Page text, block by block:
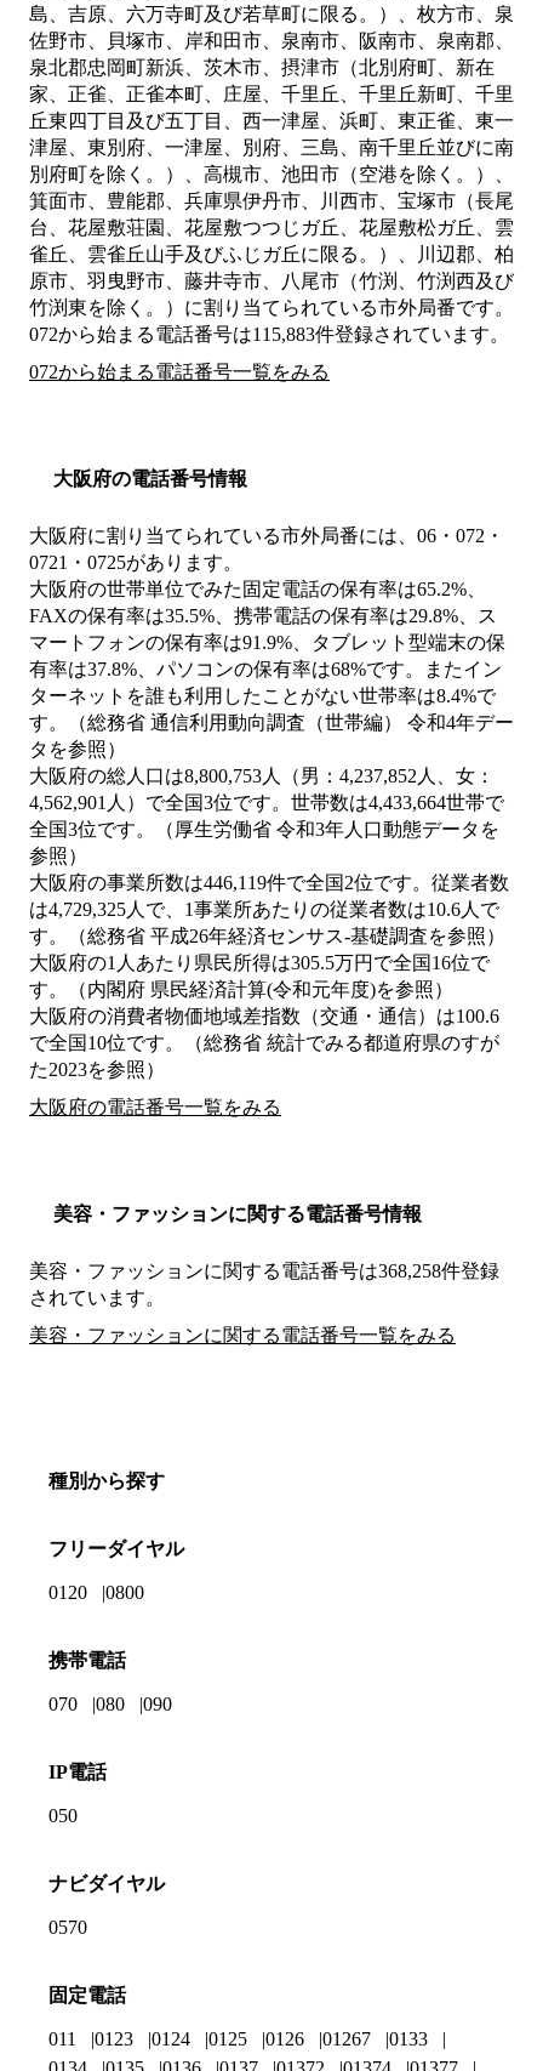
島、吉原、六万寺町及び若草町に限る。）、枚方市、泉
佐野市、貝塚市、岸和田市、泉南市、阪南市、泉南郡、
泉北郡忠岡町新浜、茨木市、摂津市（北別府町、新在
家、正雀、正雀本町、庄屋、千里丘、千里丘新町、千里
丘東四丁目及び五丁目、西一津屋、浜町、東正雀、東一
津屋、東別府、一津屋、別府、三島、南千里丘並びに南
別府町を除く。）、高槻市、池田市（空港を除く。）、
箕面市、豊能郡、兵庫県伊丹市、川西市、宝塚市（長尾
台、花屋敷荘園、花屋敷つつじガ丘、花屋敷松ガ丘、雲
雀丘、雲雀丘山手及びふじガ丘に限る。）、川辺郡、柏
原市、羽曳野市、藤井寺市、八尾市（竹渕、竹渕西及び
竹渕東を除く。） に割り当てられている市外局番です。
072から始まる電話番号は115,883件登録されています。
072から始まる電話番号一覧をみる
大阪府の電話番号情報
大阪府に割り当てられている市外局番には、06・072・
0721・0725があります。
大阪府の世帯単位でみた固定電話の保有率は65.2%、
FAXの保有率は35.5%、携帯電話の保有率は29.8%、ス
マートフォンの保有率は91.9%、タブレット型端末の保
有率は37.8%、パソコンの保有率は68%です。またイン
ターネットを誰も利用したことがない世帯率は8.4%で
す。（総務省 通信利用動向調査（世帯編） 令和4年デー
タを参照）
大阪府の総人口は8,800,753人（男：4,237,852人、女：
4,562,901人）で全国3位です。世帯数は4,433,664世帯で
全国3位です。（厚生労働省 令和3年人口動態データを
参照）
大阪府の事業所数は446,119件で全国2位です。従業者数
は4,729,325人で、1事業所あたりの従業者数は10.6人で
す。（総務省 平成26年経済センサス‐基礎調査を参照）
大阪府の1人あたり県民所得は305.5万円で全国16位で
す。（内閣府 県民経済計算(令和元年度)を参照）
大阪府の消費者物価地域差指数（交通・通信）は100.6
で全国10位です。（総務省 統計でみる都道府県のすが
た2023を参照）
大阪府の電話番号一覧をみる
美容・ファッションに関する電話番号情報
美容・ファッションに関する電話番号は368,258件登録
されています。
美容・ファッションに関する電話番号一覧をみる
種別から探す
フリーダイヤル
0120 0800
携帯電話
070 080 090
IP電話
050
ナビダイヤル
0570
固定電話
011 0123 0124 0125 0126 01267
0133